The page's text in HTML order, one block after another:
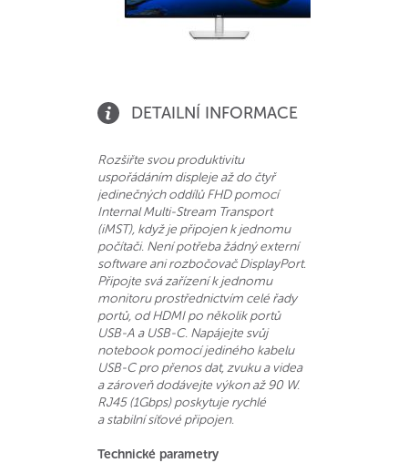
DETAILNÍ INFORMACE
Rozšiřte svou produktivitu
uspořádáním displeje až do čtyř
jedinečných oddílů FHD pomocí
Internal Multi-Stream Transport
(iMST), když je připojen k jednomu
počítači. Není potřeba žádný externí
software ani rozbočovač DisplayPort.
Připojte svá zařízení k jednomu
monitoru prostřednictvím celé řady
portů, od HDMI po několik portů
USB-A a USB-C. Napájejte svůj
notebook pomocí jediného kabelu
USB-C pro přenos dat, zvuku a videa
a zároveň dodávejte výkon až 90 W.
RJ45 (1Gbps) poskytuje rychlé
a stabilní síťové připojen.
Technické parametry